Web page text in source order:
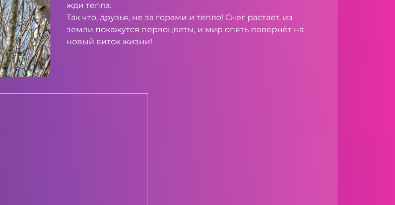
жди тепла.
Так что, друзья, не за горами и тепло! Снег растает, из
земли покажутся первоцветы, и мир опять повернёт на
новый виток жизни!